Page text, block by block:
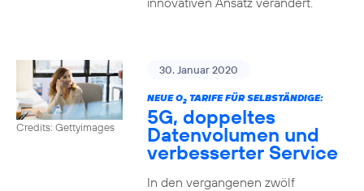
Credits: Gettyimages
30. Januar 2020
NEUE O2TARIFE FÜR SELBSTÄNDIGE:
5G, doppeltes
Datenvolumen und
verbesserter Service
In den vergangenen zwölf